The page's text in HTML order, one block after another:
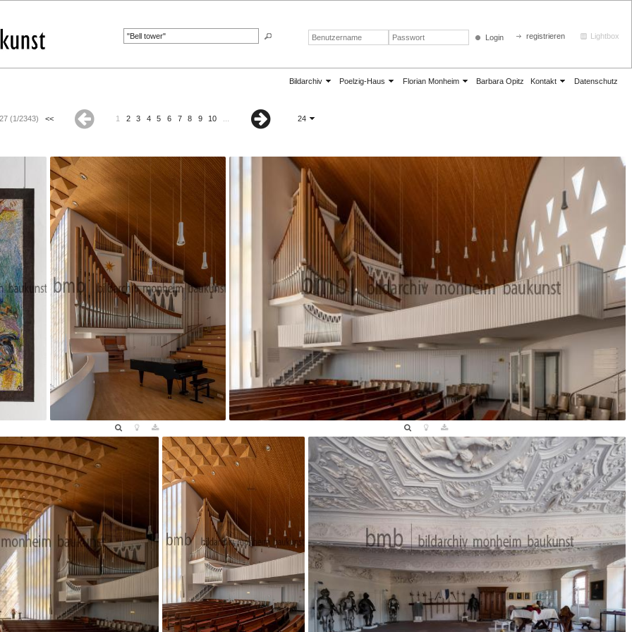
Bildarchiv Poelzig-Haus Florian Monheim Barbara Opitz Kontakt Datenschutz
Login registrieren Lightbox
(1/2343) << 1 2 3 4 5 6 7 8 9 10 24